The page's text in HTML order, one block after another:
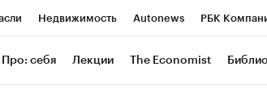
Недвижимость Autonews РБК
РБК Курсы РБК Life Тренды
Про: себя Лекции The Economist